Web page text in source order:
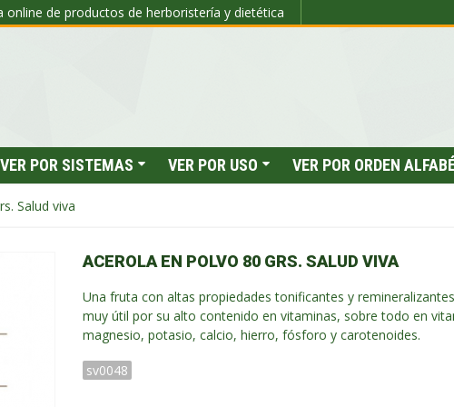
online de productos de herboristería y dietética
VER POR SISTEMAS VER POR USO VER POR ORDEN
Salud viva
ACEROLA EN POLVO 80 GRS. SALUD VIVA
Una fruta con altas propiedades tonificantes y
muy útil por su alto contenido en vitaminas, sobre todo en
magnesio, potasio, calcio, hierro, fósforo y carotenoides.
sv0048